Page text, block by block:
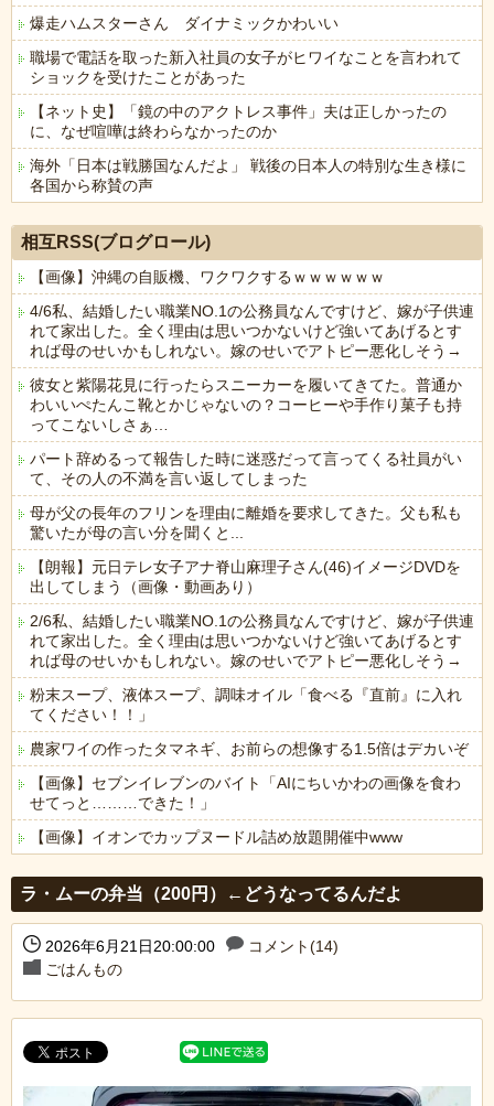
爆走ハムスターさん ダイナミックかわいい
職場で電話を取った新入社員の女子がヒワイなことを言われて
ショックを受けたことがあった
【ネット史】「鏡の中のアクトレス事件」夫は正しかったの
に、なぜ喧嘩は終わらなかったのか
海外「日本は戦勝国なんだよ」 戦後の日本人の特別な生き様に
各国から称賛の声
相互RSS(ブログロール)
【画像】沖縄の自販機、ワクワクするｗｗｗｗｗｗ
4/6私、結婚したい職業NO.1の公務員なんですけど、嫁が子供連
れて家出した。全く理由は思いつかないけど強いてあげるとす
れば母のせいかもしれない。嫁のせいでアトピー悪化しそう→
彼女と紫陽花見に行ったらスニーカーを履いてきてた。普通か
わいいぺたんこ靴とかじゃないの？コーヒーや手作り菓子も持
ってこないしさぁ…
パート辞めるって報告した時に迷惑だって言ってくる社員がい
て、その人の不満を言い返してしまった
母が父の長年のフリンを理由に離婚を要求してきた。父も私も
驚いたが母の言い分を聞くと...
【朗報】元日テレ女子アナ脊山麻理子さん(46)イメージDVDを
出してしまう（画像・動画あり）
2/6私、結婚したい職業NO.1の公務員なんですけど、嫁が子供連
れて家出した。全く理由は思いつかないけど強いてあげるとす
れば母のせいかもしれない。嫁のせいでアトピー悪化しそう→
粉末スープ、液体スープ、調味オイル「食べる『直前』に入れ
てください！！」
農家ワイの作ったタマネギ、お前らの想像する1.5倍はデカいぞ
【画像】セブンイレブンのバイト「AIにちいかわの画像を食わ
せてっと………できた！」
【画像】イオンでカップヌードル詰め放題開催中www
ラ・ムーの弁当（200円）←どうなってるんだよ
2026年6月21日20:00:00
コメント(14)
ごはんもの